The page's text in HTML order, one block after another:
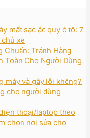
mất sạc ắc quy ô tô: 7
chủ xe
Chuẩn: Tránh Hàng
Toàn Cho Người Dùng
máy và gây lỗi không?
cho người dùng
thoại/laptop theo
chọn nơi sửa cho